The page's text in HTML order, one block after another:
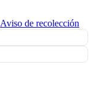
Aviso de recolección